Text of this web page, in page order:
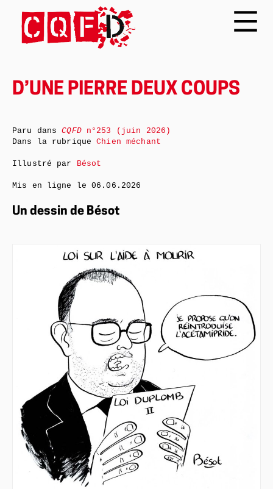
D’UNE PIERRE DEUX COUPS
Un dessin de Bésot
Paru dansCQFDn°253 (juin 2026)
Dans la rubriqueChien méchant
Illustré par Bésot
Mis en ligne le06.06.2026